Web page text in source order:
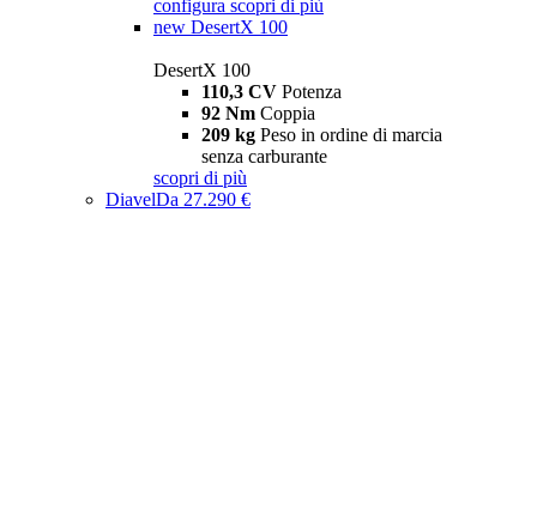
configura scopri di più
new DesertX 100
DesertX 100
110,3 CV Potenza
92 Nm Coppia
209 kg Peso in ordine di marcia
senza carburante
scopri di più
DiavelDa 27.290 €